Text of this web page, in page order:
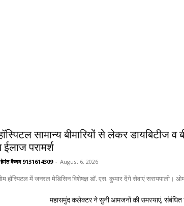
सामान्य बीमारियों से लेकर डायबिटीज
ईलाज परामर्श
हेमंत वैष्णव 9131614309 - August 6, 2026
में जनरल मेडिसिन विशेषज्ञ डॉ. एस. कुमार देंगे सेवाएं सरायपाली। ओम
महासमुंद कलेक्टर ने सुनी आमजनों की समस्याएं, संबंधित